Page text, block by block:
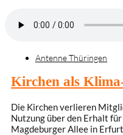
Antenne Thüringen
Kirchen als
Die Kirchen verlieren
Nutzung über den Erhalt
Magdeburger Allee in